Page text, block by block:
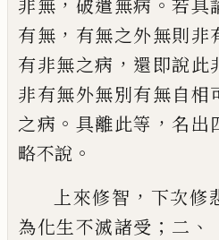
非無
破遣無病 若具
有無 ， 有無之外無則非
有非無之病 ， 還即說此
非有無外無別有無自相
之病 。 具離此等 ，名出
略不說 。
上來修智 ， 下次修
為化生不滅諸受 ； 二 、